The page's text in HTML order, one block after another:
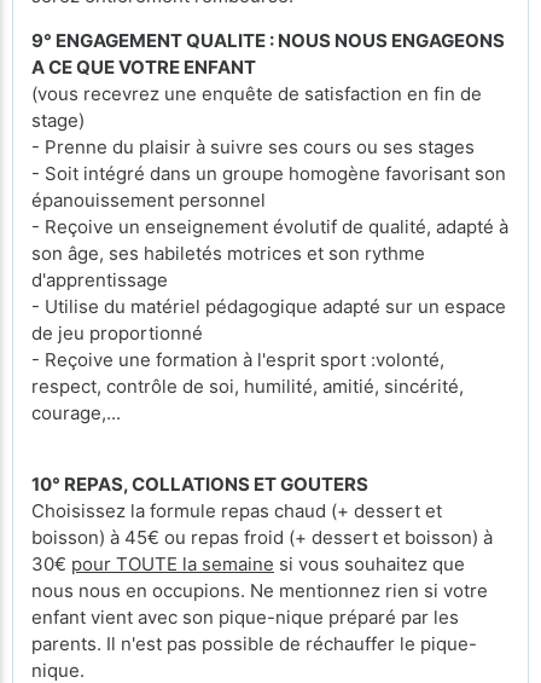
9° ENGAGEMENT QUALITE : NOUS NOUS ENGAGEONS
A CE QUE VOTRE ENFANT
(vous recevrez une enquête de satisfaction en fin de
stage)
- Prenne du plaisir à suivre ses cours ou ses stages
- Soit intégré dans un groupe homogène favorisant son
épanouissement personnel
- Reçoive un enseignement évolutif de qualité, adapté à
son âge, ses habiletés motrices et son rythme
d'apprentissage
- Utilise du matériel pédagogique adapté sur un espace
de jeu proportionné
- Reçoive une formation à l'esprit sport :volonté,
respect, contrôle de soi, humilité, amitié, sincérité,
courage,...
10° REPAS, COLLATIONS ET GOUTERS
Choisissez la formule repas chaud (+ dessert et
boisson) à 45€ ou repas froid (+ dessert et boisson) à
30€ pour TOUTE la semaine si vous souhaitez que
nous nous en occupions. Ne mentionnez rien si votre
enfant vient avec son pique-nique préparé par les
parents. Il n'est pas possible de réchauffer le pique-
nique.